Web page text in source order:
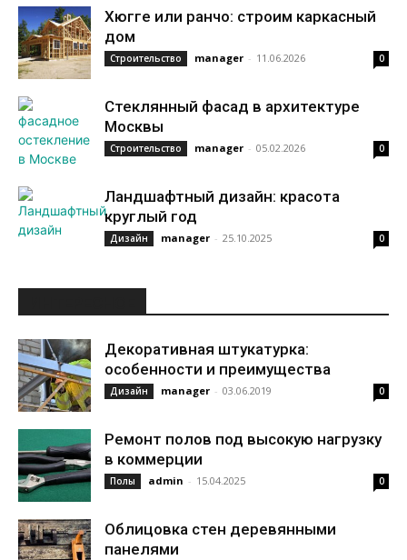
Хюгге или ранчо: строим каркасный
дом
Строительство manager - 11.06.2026 0
Стеклянный фасад в архитектуре
Москвы
Строительство manager - 05.02.2026 0
Ландшафтный дизайн: красота
круглый год
Дизайн manager - 25.10.2025 0
Декоративная штукатурка:
особенности и преимущества
Дизайн manager - 03.06.2019 0
Ремонт полов под высокую нагрузку
в коммерции
Полы admin - 15.04.2025 0
Облицовка стен деревянными
панелями